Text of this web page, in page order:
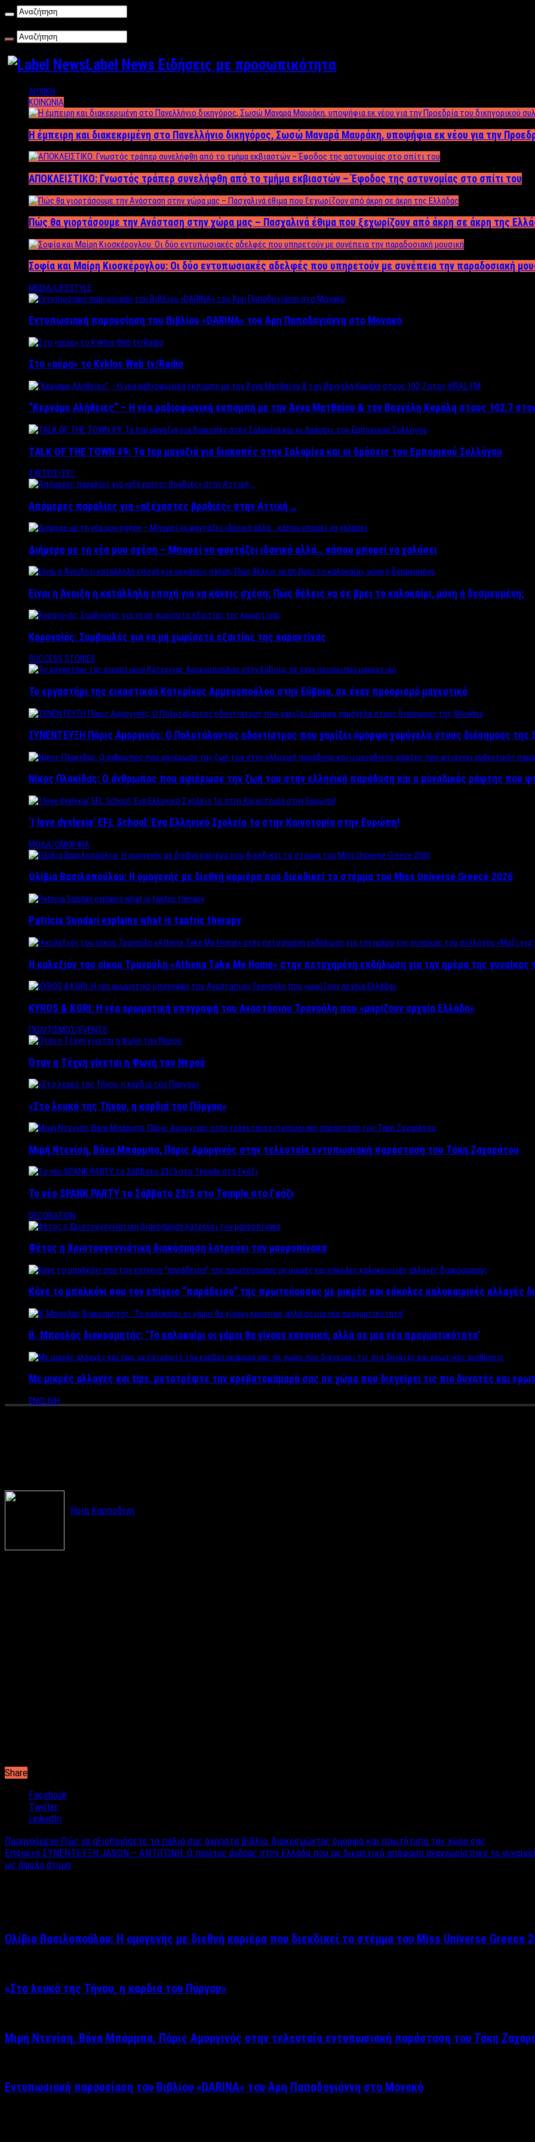
Label News Ειδήσεις με προσωπικότητα
ΑΡΧΙΚΗ
ΚΟΙΝΩΝΙΑ
Η έμπειρη και διακεκριμένη στο Πανελλήνιο δικηγόρος, Σωσώ Μαναρά Μαυράκη, υποψήφια εκ νέου για την
ΑΠΟΚΛΕΙΣΤΙΚΟ: Γνωστός τράπερ συνελήφθη από το τμήμα εκβιαστών – Έφοδος της αστυνομίας στο σπίτι του
Πώς θα γιορτάσουμε την Ανάσταση στην χώρα μας – Πασχαλινά έθιμα που ξεχωρίζουν από άκρη σε άκρη της
Σοφία και Μαίρη Κιοσκέρογλου: Οι δύο εντυπωσιακές αδελφές που υπηρετούν με συνέπεια την παραδοσιακή
MEDIA/LIFESTYLE
Εντυπωσιακή παρουσίαση του Βιβλίου «DARINA» του Άρη Παπαδογιάννη στο Μονακό
Στο «αέρα» το Kyklos Web tv/Radio
“Kερνάμε Αλήθειες” – Η νέα ραδιοφωνική εκπομπή με την Άννα Ματθαίου & τον Βαγγέλη Καράλη στους 102,7
TALK OF THE TOWN #9: Τα top μαγαζιά για διακοπές στην Σαλαμίνα και οι δράσεις του Εμπορικού Συλλόγου
ΣΧΕΣΕΙΣ/ΣΕΞ
Απόμερες παραλίες για «αξέχαστες βραδιές» στην Αττική …
Διήμερο με τη νέα μου σχέση – Μπορεί να φαντάζει ιδανικό αλλά… κάπου μπορεί να χαλάσει
Είναι η Άνοιξη η κατάλληλη εποχή για να κάνεις σχέση; Πώς θέλεις να σε βρει το καλοκαίρι, μόνη ή δεσμευμένη;
Κορονοϊός: Συμβουλές για να μη χωρίσετε εξαιτίας της καραντίνας
SUCCESS STORIES
Το εργαστήρι της εικαστικού Κατερίνας Αρμενοπούλου στην Εύβοια, σε έναν προορισμό μαγευτικό
ΣΥΝΕΝΤΕΥΞΗ Πάρις Αμοργινός: O Πολυτάλαντος οδοντίατρος που χαρίζει όμορφα χαμόγελα στους διάσημους της
Νίκος Πλακίδας: O άνθρωπος που αφιέρωσε την ζωή του στην ελληνική παράδοση και ο μοναδικός ράφτης που
‘Ι love dyslexia’ EFL School: Ένα Ελληνικό Σχολείo 1ο στην Καινοτομία στην Ευρώπη!
ΜΟΔΑ/ΟΜΟΡΦΙΑ
Ολίβια Βασιλοπούλου: Η ομογενής με διεθνή καριέρα που διεκδικεί το στέμμα του Miss Universe Greece 2026
Patricia Sundari explains what is tantric therapy
Η κολεξιόν του οίκου Τρανούλη «Athena Take Me Home» στην πετυχημένη εκδήλωση για την ημέρα της γυναίκας
KYROS & KORI: Η νέα αρωματική υπογραφή του Αναστάσιου Τρανούλη που «μυρίζουν αρχαία Ελλάδα»
ΠΟΛΙΤΙΣΜΟΣ/EVENTS
Όταν η Τέχνη γίνεται η Φωνή του Νερού
«Στο λευκό της Τήνου, η καρδιά του Πύργου»
Μιμή Ντενίση, Βάνα Μπάρμπα, Πάρις Αμοργινός στην τελευταία εντυπωσιακή παράσταση του Τάκη Ζαχαράτου
Το νέο SPANK PARTY το Σάββατο 23/5 στο Temple στο Γκάζι
DECORATION
Φέτος η Χριστουγεννιάτικη διακόσμηση λατρεύει τον μαυροπίνακα
Κάνε το μπαλκόνι σου τον επίγειο “παράδεισο” της πρωτεύουσας με μικρές και εύκολες καλοκαιρινές αλλαγές
Β. Μπουλάς διακοσμητής: ‘Το καλοκαίρι οι γάμοι θα γίνουν κανονικά, αλλά σε μια νέα πραγματικότητα’
Με μικρές αλλαγές και tips, μετατρέψτε την κρεβατοκάμαρά σας σε χώρο που διεγείρει τις πιο δυνατές και
ENGLISH
Ήρια Καρποδίνη
Share
Facebook
Twitter
LinkedIn
Προηγούμενο Πώς να αξιοποιήσετε τα παλιά σας άχρηστα βιβλία, διακοσμώντας όμορφα και πρωτότυπα τον χώρο σας
Επόμενο ΣΥΝΕΝΤΕΥΞΗ JASON – ΑΝΤΙΓΟΝΗ: Ο πρώτος άνδρας στην Ελλάδα που με δικαστική απόφαση αναγνωρίστηκε το
ως άφυλο άτομο
Ολίβια Βασιλοπούλου: Η ομογενής με διεθνή καριέρα που διεκδικεί το στέμμα του Miss Universe Greece
«Στο λευκό της Τήνου, η καρδιά του Πύργου»
Μιμή Ντενίση, Βάνα Μπάρμπα, Πάρις Αμοργινός στην τελευταία εντυπωσιακή παράσταση του Τάκη
Εντυπωσιακή παρουσίαση του Βιβλίου «DARINA» του Άρη Παπαδογιάννη στο Μονακό